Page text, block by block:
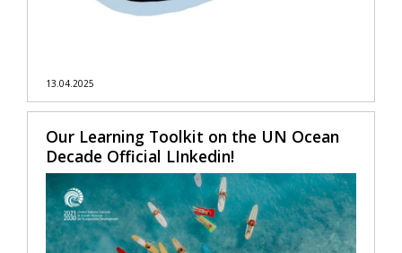
13.04.2025
Our Learning Toolkit on the UN Ocean
Decade Official LInkedin!